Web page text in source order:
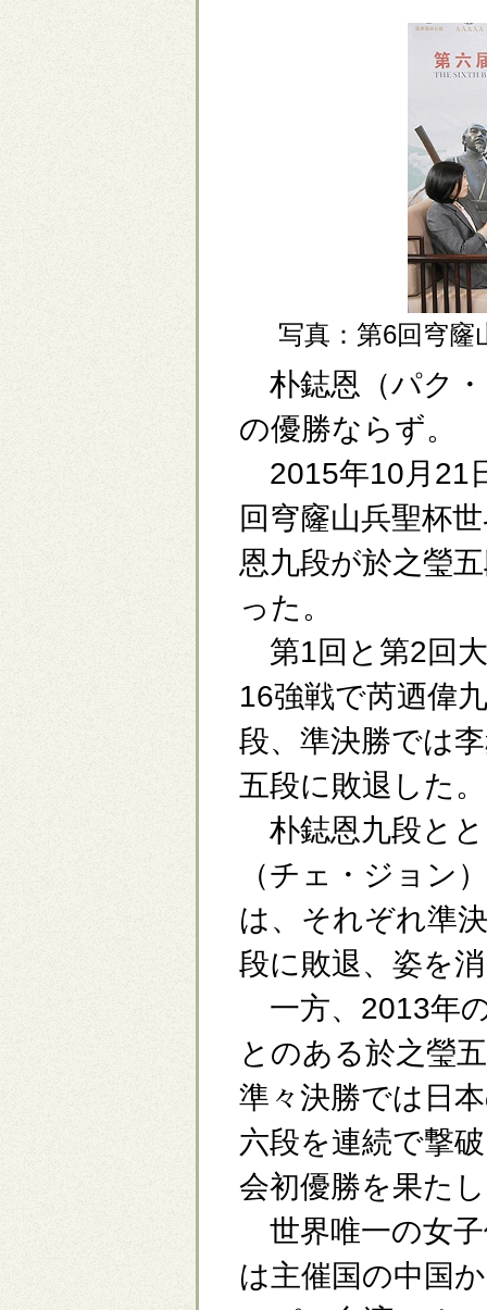
写真：第6回穹窿
朴鋕恩（パク・
の優勝ならず。
2015年10月21
回穹窿山兵聖杯
恩九段が於之瑩
った。
第1回と第2回
16強戦で芮迺偉
段、準決勝では
五段に敗退した。
朴鋕恩九段と
（チェ・ジョン
は、それぞれ準
段に敗退、姿を
一方、2013年
とのある於之瑩
準々決勝では日
六段を連続で撃
会初優勝を果た
世界唯一の女子
は主催国の中国